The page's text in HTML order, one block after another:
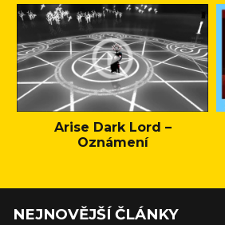
Arise Dark Lord –
Oznámení
NEJNOVĚJŠÍ ČLÁNKY